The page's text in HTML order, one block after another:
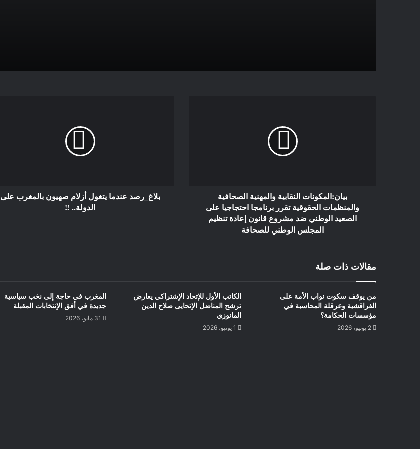
ترحيل الأفارقة مطلب شعبي في المغرب
وأخيرا حكومة جديدة في الدنمارك
بيان:المكونات النقابية والمهنية الصحافية
والمنظمات الحقوقية تقرر برنامجا احتجاجيا على
الصعيد الوطني ضد مشروع قانون إعادة تنظيم
المجلس الوطني للصحافة
بلاغ_رصد عندما يتغول أزلام صهيون بالمغرب على
الدولة.. ‼️
مقالات ذات صلة
من يوقف سكوت نواب الأمة على
الفراقشية وعرقلة المحاسبة في
مؤسسات الحكامة؟
2 يونيو، 2026
الكاتب الأول للإتحاد الإشتراكي يعارض
ترشح المناضل الإتحايى صلاح الدين
المانوزي
1 يونيو، 2026
المغرب في حاجة إلى نخب سياسية
جديدة في أفق الإنتخابات المقبلة
31 مايو، 2026